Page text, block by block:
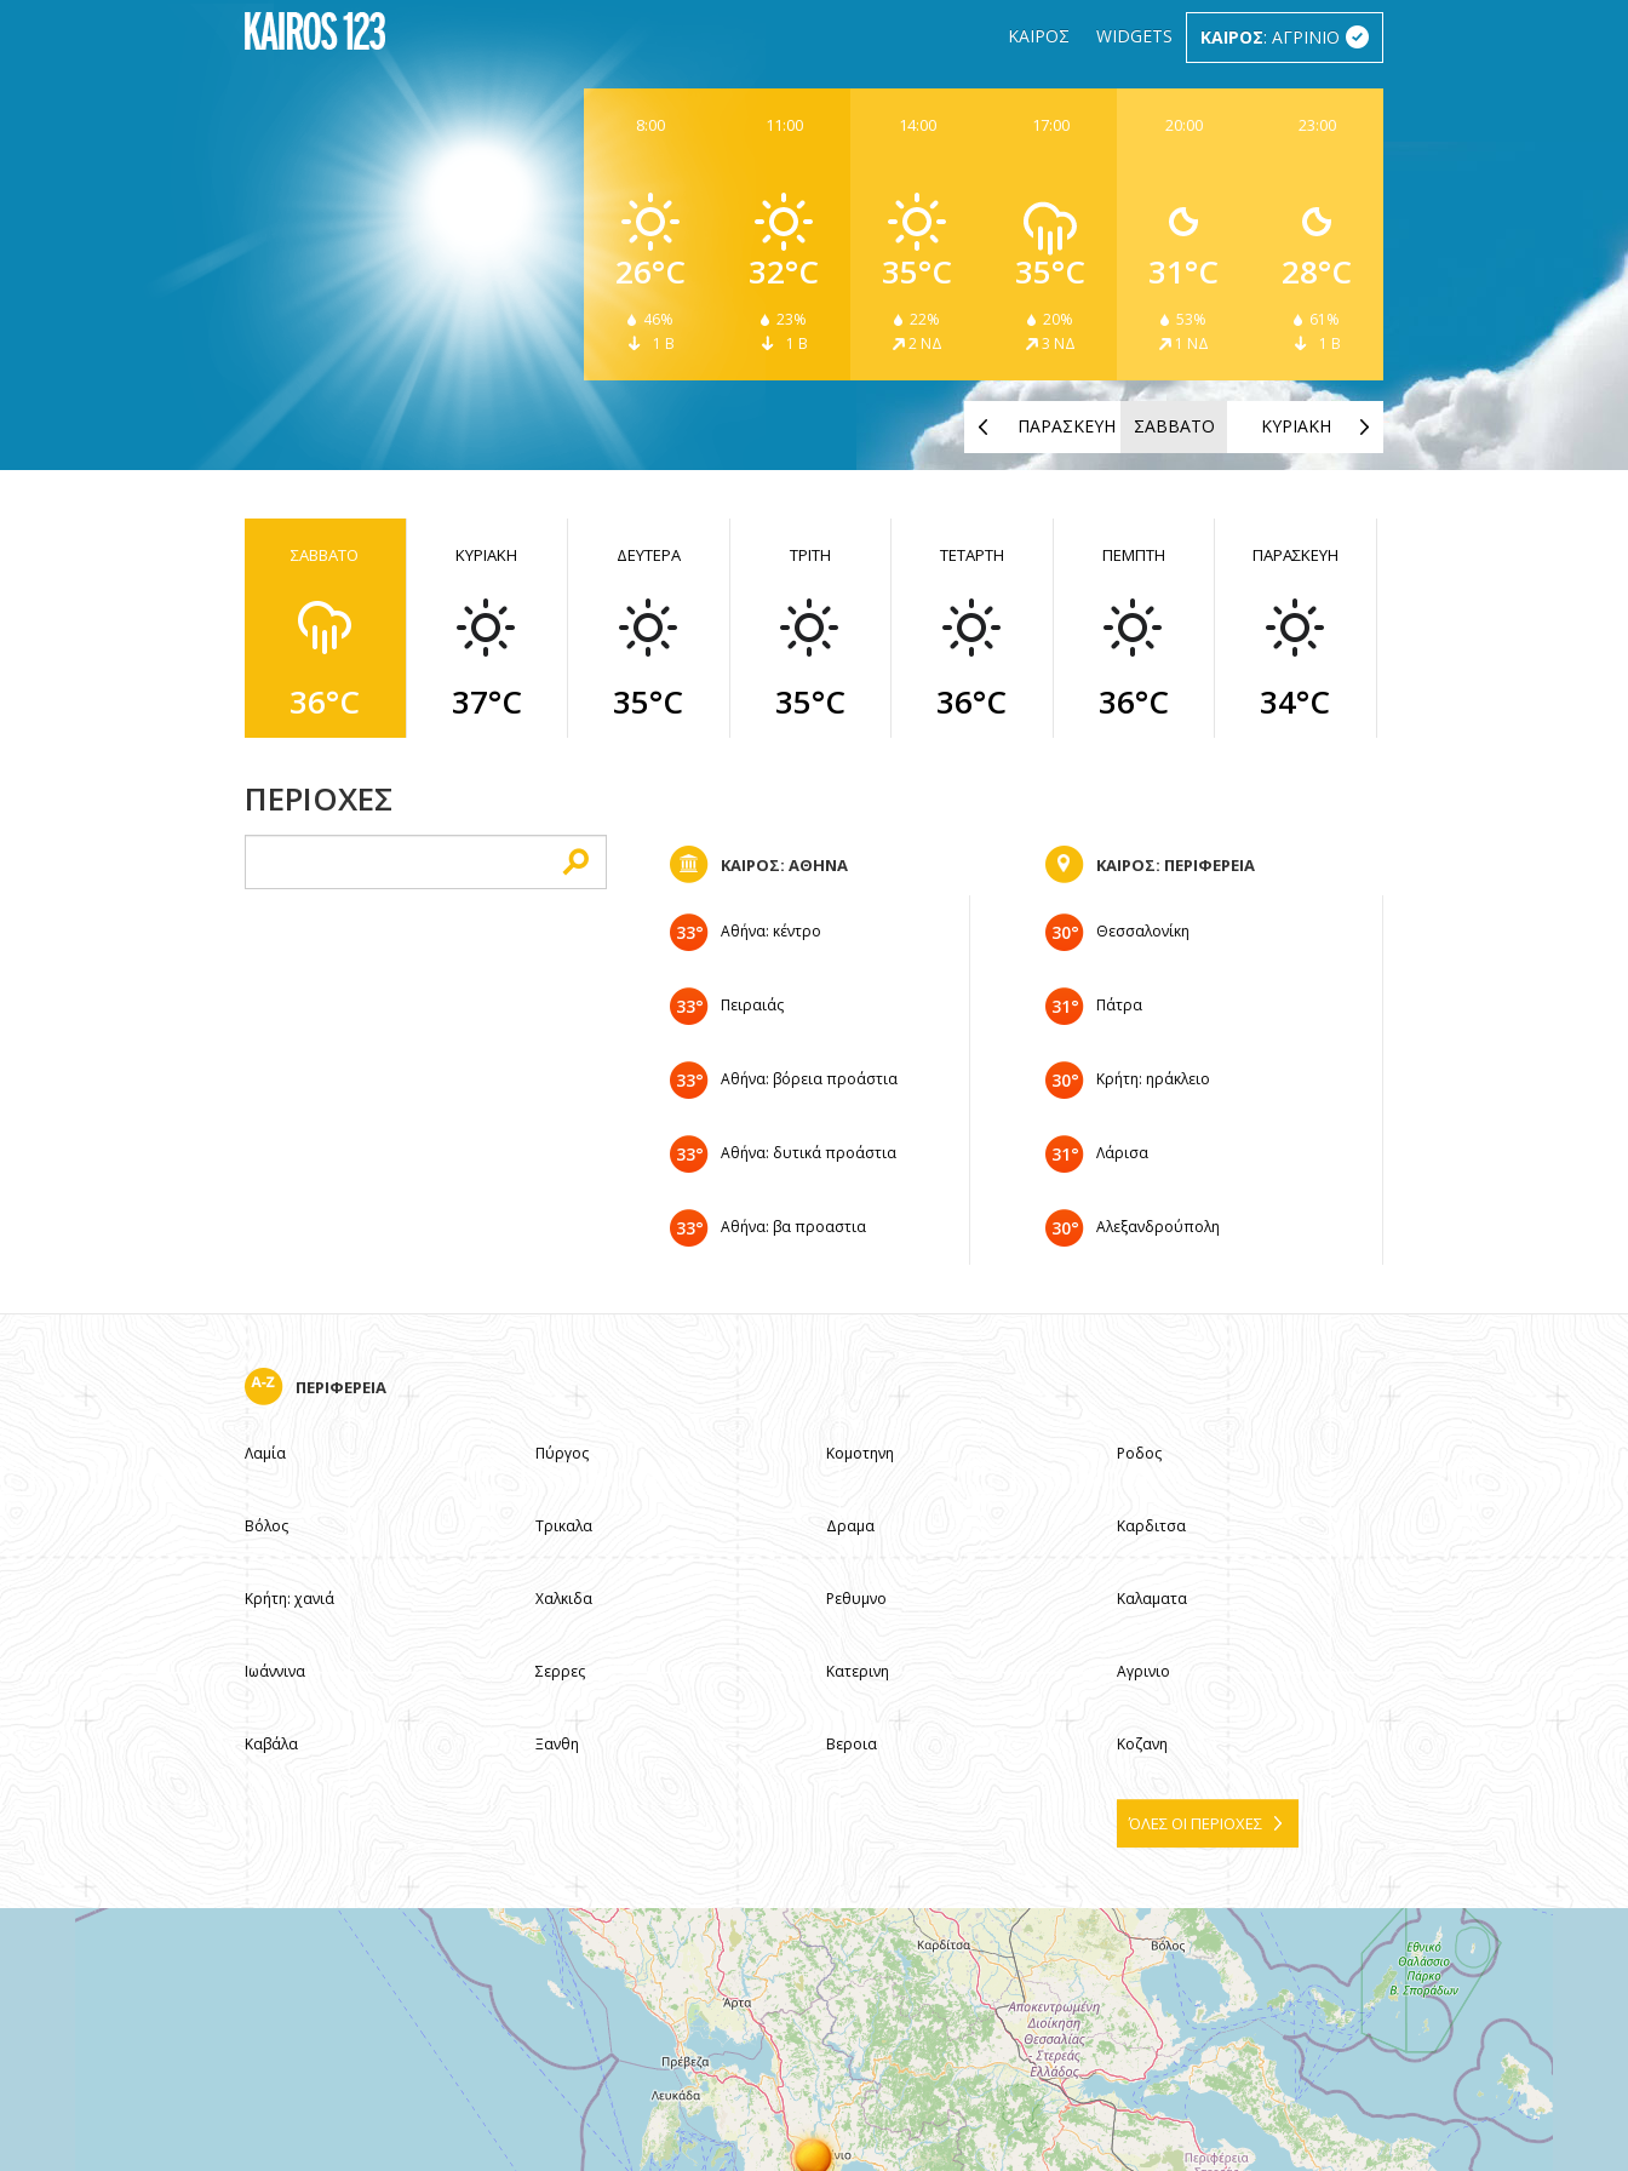
ΚΑΙΡΟΣ WIDGETS ΚΑΙΡΟΣ: ΑΓΡΙΝΙΟ
23:00
28°C
61%
1 Β
20:00
31°C
53%
1 ΝΔ
17:00
35°C
20%
3 ΝΔ
14:00
35°C
22%
2 ΝΔ
11:00
32°C
23%
1 Β
8:00
26°C
46%
1 Β
ΚΥΡΙΑΚΗ
ΣΑΒΒΑΤΟ
ΠΑΡΑΣΚΕΥΗ
ΣΑΒΒΑΤΟ
36°C
ΚΥΡΙΑΚΗ
37°C
ΔΕΥΤΕΡΑ
35°C
ΤΡΙΤΗ
35°C
ΤΕΤΑΡΤΗ
36°C
ΠΕΜΠΤΗ
36°C
ΠΑΡΑΣΚΕΥΗ
34°C
ΠΕΡΙΟΧΕΣ
ΚΑΙΡΟΣ: ΑΘΗΝΑ
33° Αθήνα: κέντρο
33° Πειραιάς
33° Αθήνα: βόρεια προάστια
33° Αθήνα: δυτικά προάστια
33° Αθήνα: βα προαστια
ΚΑΙΡΟΣ: ΠΕΡΙΦΕΡΕΙΑ
30° Θεσσαλονίκη
31° Πάτρα
30° Κρήτη: ηράκλειο
31° Λάρισα
30° Αλεξανδρούπολη
ΠΕΡΙΦΕΡΕΙΑ
Λαμία
Βόλος
Κρήτη: χανιά
Ιωάννινα
Καβάλα
Πύργος
Τρικαλα
Χαλκιδα
Σερρες
Ξανθη
Κομοτηνη
Δραμα
Ρεθυμνο
Κατερινη
Βεροια
Ροδος
Καρδιτσα
Καλαματα
Αγρινιο
Κοζανη
ΌΛΕΣ ΟΙ ΠΕΡΙΟΧΕΣ